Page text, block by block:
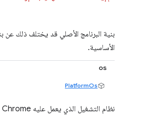
بنية البرنامج الأصلي قد يختلف ذلك عن
الأساسية.
os
PlatformOs
نظام التشغيل الذي يعمل عليه Chrome